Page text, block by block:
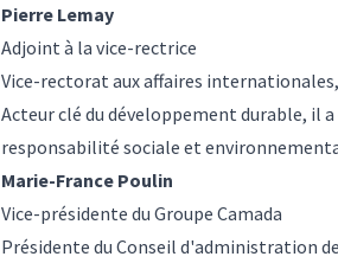
Pierre Lemay
Adjoint à la vice-rectrice
Vice-rectorat aux affaires
Acteur clé du développement durable, il
responsabilité sociale et
Marie-France Poulin
Vice-présidente du Groupe Camada
Présidente du Conseil d'administration